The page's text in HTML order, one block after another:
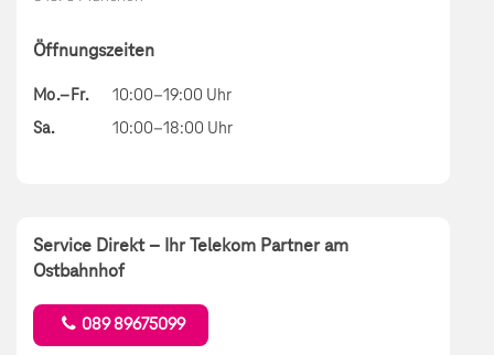
Öffnungszeiten
Mo.–Fr.
10:00–19:00 Uhr
Sa.
10:00–18:00 Uhr
Service Direkt – Ihr Telekom Partner am
Ostbahnhof
089 89675099